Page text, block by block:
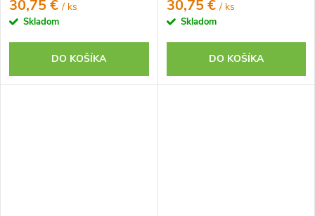
30,75 €/ ks
Skladom
DO KOŠÍKA
30,75 €/ ks
Skladom
DO KOŠÍKA